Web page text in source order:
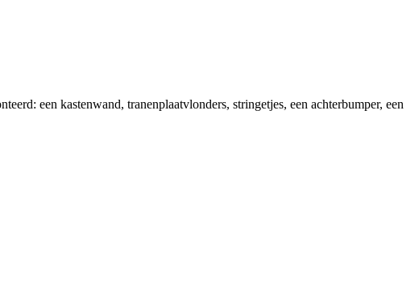
een kastenwand, tranenplaatvlonders, stringetjes, een achterbumper, een